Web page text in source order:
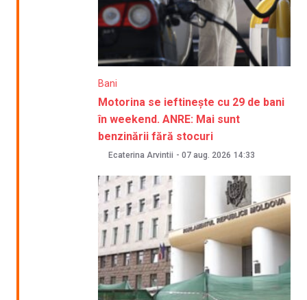
Bani
Motorina se ieftinește cu 29 de bani
în weekend. ANRE: Mai sunt
benzinării fără stocuri
Ecaterina Arvintii - 07 aug. 2026 14:33